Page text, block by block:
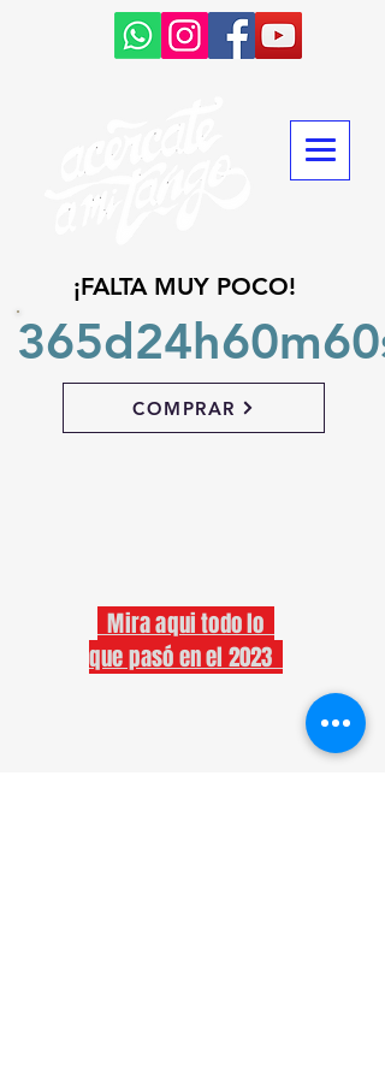
¡FALTA MUY POCO!
365d24h60m60s
COMPRAR
Mira aqui todo lo
que pasó en el 2023